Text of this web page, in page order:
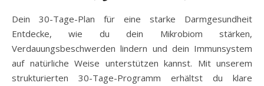
Dein 30-Tage-Plan für eine starke Darmgesundheit
Entdecke, wie du dein Mikrobiom stärken,
Verdauungsbeschwerden lindern und dein Immunsystem
auf natürliche Weise unterstützen kannst. Mit unserem
strukturierten 30-Tage-Programm erhältst du klare